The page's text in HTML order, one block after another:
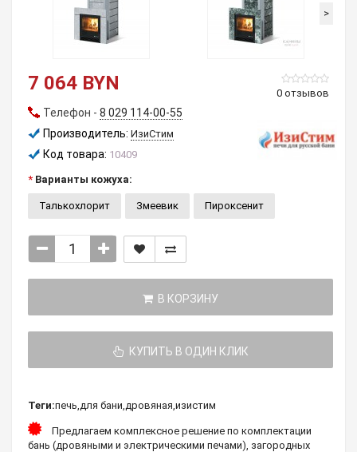
>
0 отзывов
7 064 BYN
Телефон - 8 029 114-00-55
Производитель: ИзиСтим
Код товара: 10409
Варианты кожуха:
Талькохлорит Змеевик Пироксенит
В КОРЗИНУ
КУПИТЬ В ОДИН КЛИК
Теги:печь,для бани,дровяная,изистим
Предлагаем комплексное решение по комплектации
бань (дровяными и электрическими печами), загородных